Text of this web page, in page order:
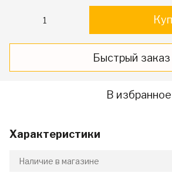
Быстрый заказ
В избранное
Характеристики
Наличие в магазине